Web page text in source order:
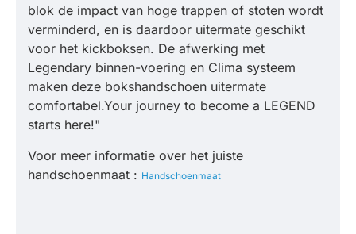
blok de impact van hoge trappen of stoten wordt
verminderd, en is daardoor uitermate geschikt
voor het kickboksen. De afwerking met
Legendary binnen-voering en Clima systeem
maken deze bokshandschoen uitermate
comfortabel.Your journey to become a LEGEND
starts here!"
Voor meer informatie over het juiste
handschoenmaat : Handschoenmaat